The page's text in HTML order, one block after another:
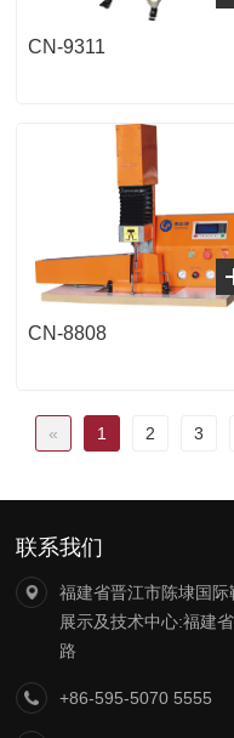
CN-9311
CN-8808
« 1 2 3
联系我们
福建省晋江市陈埭国
展示及技术中心:福建
路
+86-595-5070 5555